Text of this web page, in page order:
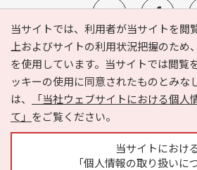
当サイトでは、利用者が当サイトを閲
上およびサイトの利用状況把握のため
を使用しています。当サイトでは閲覧
ッキーの使用に同意されたものとみな
は、
「当社ウェブサイトにおける個
て」 をご覧ください。
当サイトにおける
「個人情報の取り扱いに
e-NAVITA（イーナビタ）とは？ お気
利用規約
個人情報の取り扱いについ
サイトマップ
広告掲載に関する